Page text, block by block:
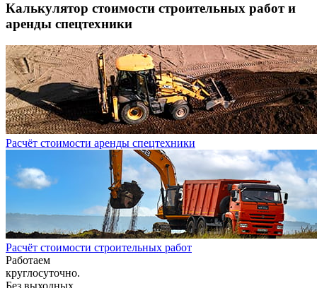
Калькулятор стоимости строительных работ и
аренды спецтехники
Расчёт стоимости аренды спецтехники
Расчёт стоимости строительных работ
Работаем
круглосуточно.
Без выходных